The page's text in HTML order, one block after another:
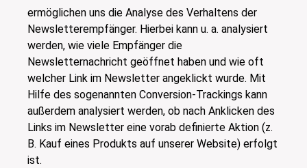
ermöglichen uns die Analyse des Verhaltens der
Newsletterempfänger. Hierbei kann u. a. analysiert
werden, wie viele Empfänger die
Newsletternachricht geöffnet haben und wie oft
welcher Link im Newsletter angeklickt wurde. Mit
Hilfe des sogenannten Conversion-Trackings kann
außerdem analysiert werden, ob nach Anklicken des
Links im Newsletter eine vorab definierte Aktion (z.
B. Kauf eines Produkts auf unserer Website) erfolgt
ist.